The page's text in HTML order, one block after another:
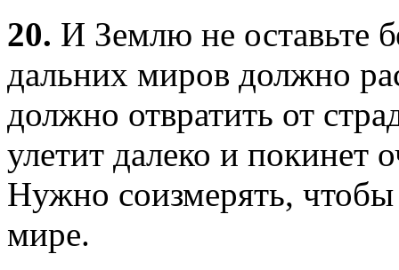
20. И Землю не оставьте
дальних миров должно
должно отвратить от
улетит далеко и покинет
Нужно соизмерять,
мире.